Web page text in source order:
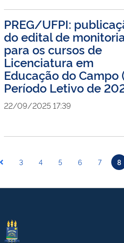
PREG/UFPI:
do edital de
para os cursos de
Licenciatura em
Educação do Campo
Período Letivo de
22/09/2025 17:39
3 4 5 6 7 8